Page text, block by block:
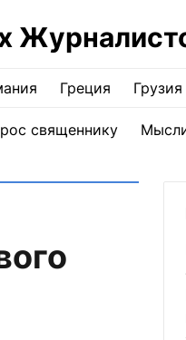
Греция Грузия
священнику